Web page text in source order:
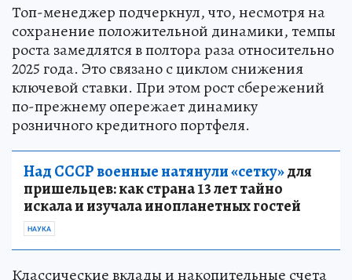
Топ-менеджер подчеркнул, что, несмотря на
сохранение положительной динамики, темпы
роста замедлятся в полтора раза относительно
2025 года. Это связано с циклом снижения
ключевой ставки. При этом рост сбережений
по-прежнему опережает динамику
розничного кредитного портфеля.
Над СССР военные натянули «сетку»для
пришельцев: как страна 13 лет тайно
искала и изучала инопланетных гостей
НАУКА
Классические вклады и накопительные счета